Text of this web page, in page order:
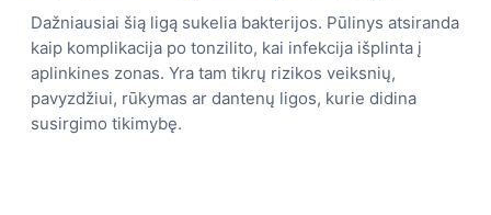
Dažniausiai šią ligą sukelia bakterijos. Pūlinys atsiranda
kaip komplikacija po tonzilito, kai infekcija išplinta į
aplinkines zonas. Yra tam tikrų rizikos veiksnių,
pavyzdžiui, rūkymas ar dantenų ligos, kurie didina
susirgimo tikimybę.